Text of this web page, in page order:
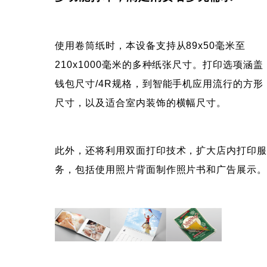
使用卷筒纸时，本设备支持从89x50毫米至
210x1000毫米的多种纸张尺寸。打印选项涵盖
钱包尺寸/4R规格，到智能手机应用流行的方形
尺寸，以及适合室内装饰的横幅尺寸。
此外，还将利用双面打印技术，扩大店内打印服
务，包括使用照片背面制作照片书和广告展示。